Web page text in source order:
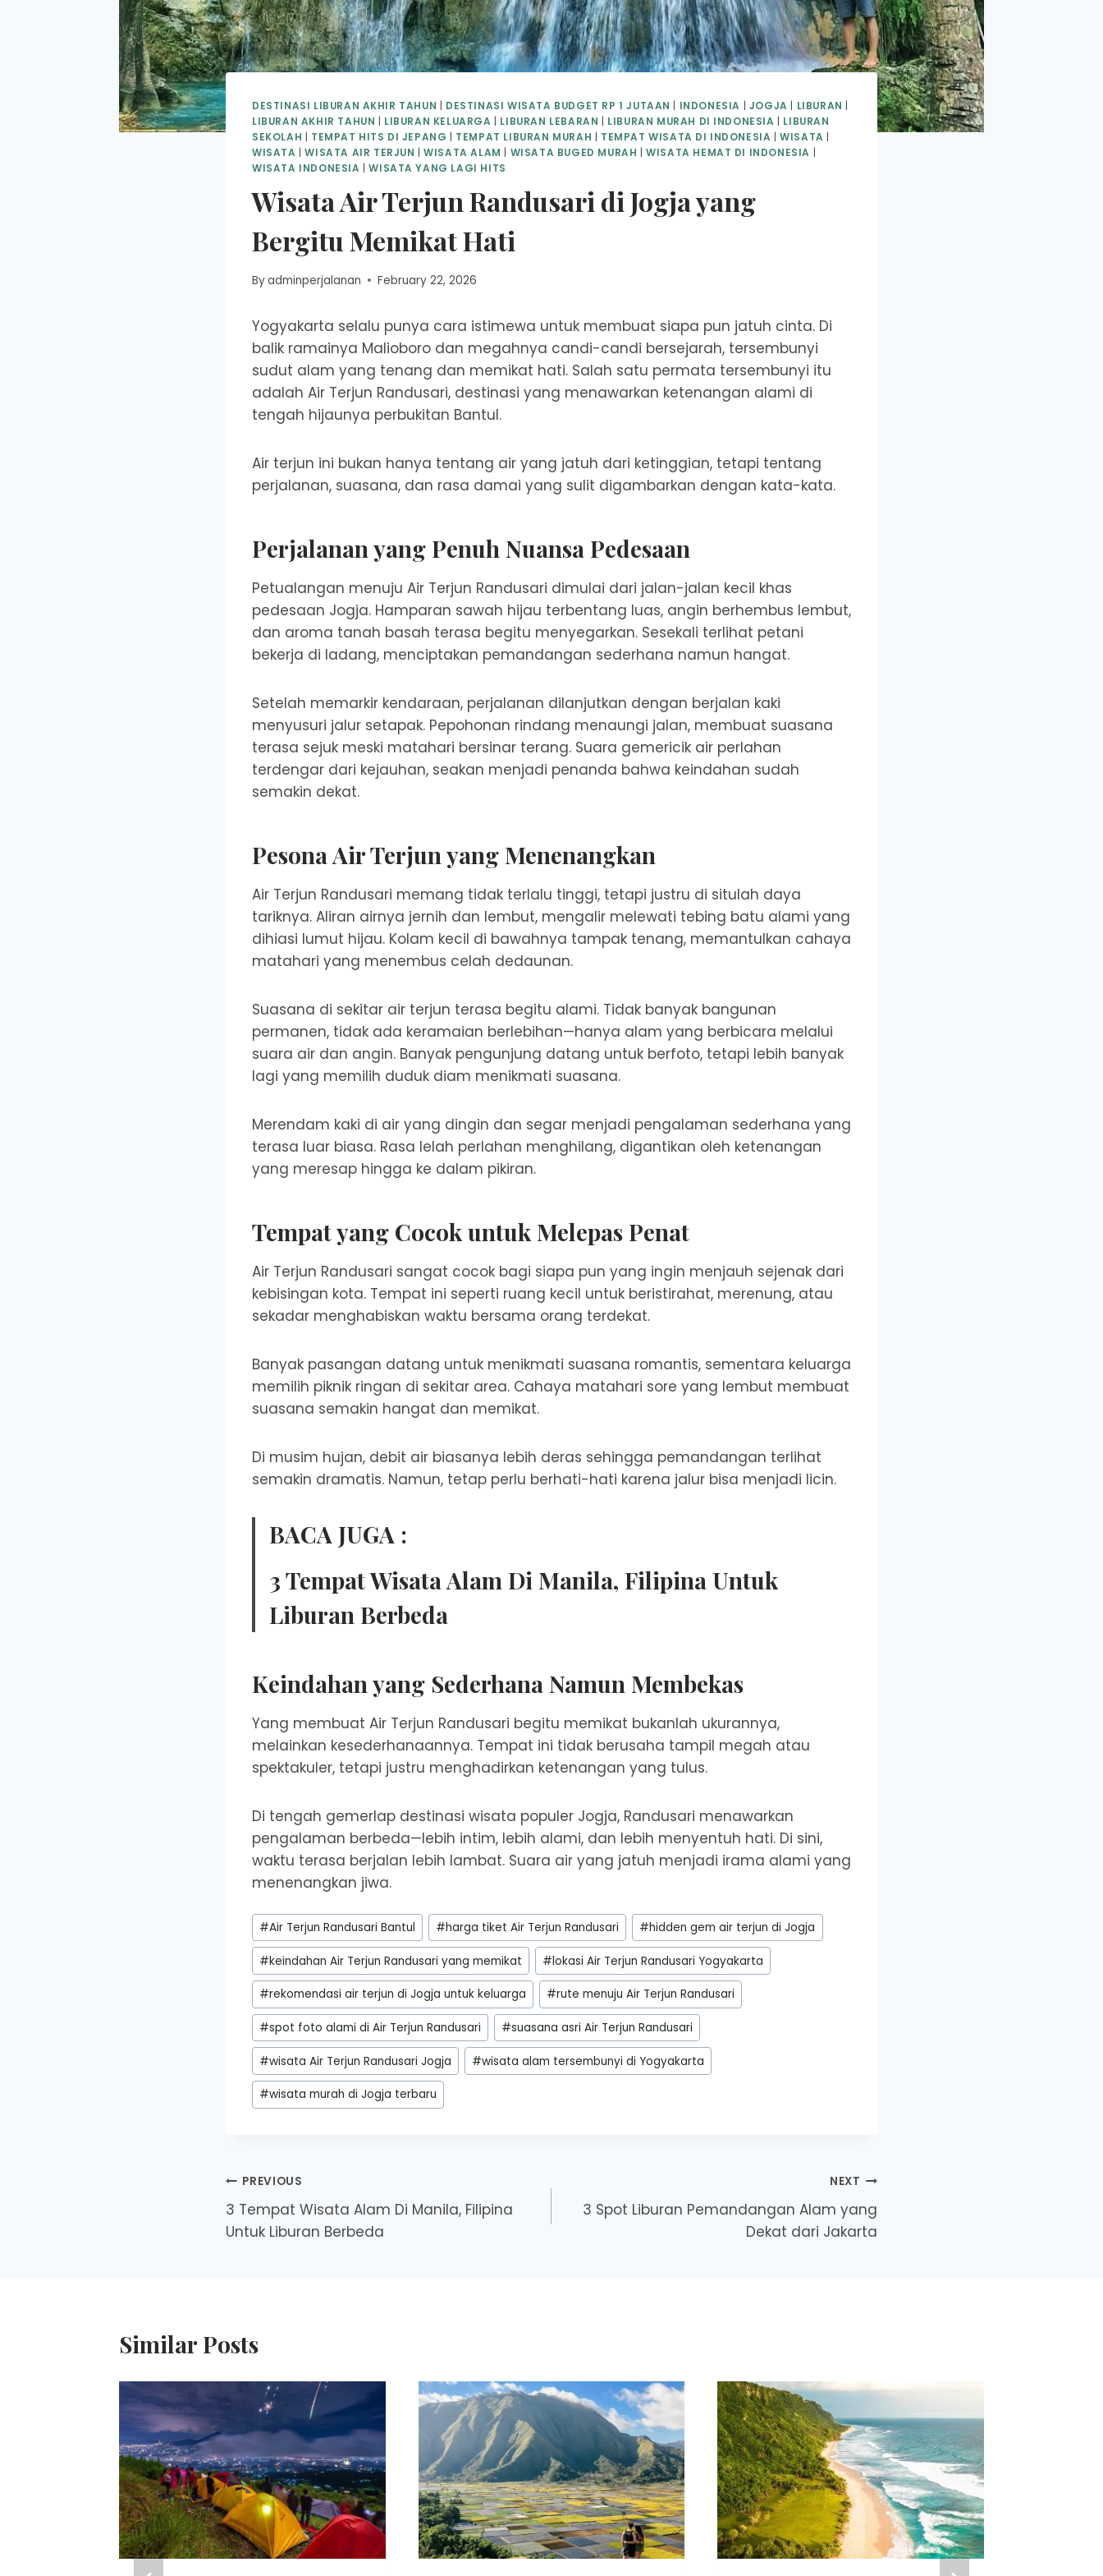
DESTINASI LIBURAN AKHIR TAHUN DESTINASI WISATA BUDGET RP 1 JUTAAN INDONESIA JOGJA LIBURAN
LIBURAN AKHIR TAHUN
LIBURAN KELUARGA LIBURAN LEBARAN LIBURAN MURAH DI INDONESIA
LIBURAN
SEKOLAH
TEMPAT HITS DI JEPANG TEMPAT LIBURAN MURAH TEMPAT WISATA DI INDONESIA |WISATA
WISATA |WISATA AIR TERJUN |WISATA ALAM WISATA BUGED MURAH |WISATA HEMAT DI INDONESIA
WISATA INDONESIA |WISATA YANG LAGI HITS
Wisata Air Terjun Randusari di Jogja yang
Bergitu Memikat Hati
Byadminperjalanan February 22, 2026
Yogyakarta selalu punya cara istimewa untuk membuat siapa pun jatuh cinta. Di
balik ramainya Malioboro dan megahnya candi-candi bersejarah, tersembunyi
sudut alam yang tenang dan memikat hati. Salah satu permata tersembunyi itu
adalah Air Terjun Randusari, destinasi yang menawarkan ketenangan alami di
tengah hijaunya perbukitan Bantul.
Air terjun ini bukan hanya tentang air yang jatuh dari ketinggian, tetapi tentang
perjalanan, suasana, dan rasa damai yang sulit digambarkan dengan kata-kata.
Perjalanan yang Penuh Nuansa Pedesaan
Petualangan menuju Air Terjun Randusari dimulai dari jalan-jalan kecil khas
pedesaan Jogja. Hamparan sawah hijau terbentang luas, angin berhembus lembut,
dan aroma tanah basah terasa begitu menyegarkan. Sesekali terlihat petani
bekerja di ladang, menciptakan pemandangan sederhana namun hangat.
Setelah memarkir kendaraan, perjalanan dilanjutkan dengan berjalan kaki
menyusuri jalur setapak. Pepohonan rindang menaungi jalan, membuat suasana
terasa sejuk meski matahari bersinar terang. Suara gemericik air perlahan
terdengar dari kejauhan, seakan menjadi penanda bahwa keindahan sudah
semakin dekat.
Pesona Air Terjun yang Menenangkan
Air Terjun Randusari memang tidak terlalu tinggi, tetapi justru di situlah daya
tariknya. Aliran airnya jernih dan lembut, mengalir melewati tebing batu alami yang
dihiasi lumut hijau. Kolam kecil di bawahnya tampak tenang, memantulkan cahaya
matahari yang menembus celah dedaunan.
Suasana di sekitar air terjun terasa begitu alami. Tidak banyak bangunan
permanen, tidak ada keramaian berlebihan—hanya alam yang berbicara melalui
suara air dan angin. Banyak pengunjung datang untuk berfoto, tetapi lebih banyak
lagi yang memilih duduk diam menikmati suasana.
Merendam kaki di air yang dingin dan segar menjadi pengalaman sederhana yang
terasa luar biasa. Rasa lelah perlahan menghilang, digantikan oleh ketenangan
yang meresap hingga ke dalam pikiran.
Tempat yang Cocok untuk Melepas Penat
Air Terjun Randusari sangat cocok bagi siapa pun yang ingin menjauh sejenak dari
kebisingan kota. Tempat ini seperti ruang kecil untuk beristirahat, merenung, atau
sekadar menghabiskan waktu bersama orang terdekat.
Banyak pasangan datang untuk menikmati suasana romantis, sementara keluarga
memilih piknik ringan di sekitar area. Cahaya matahari sore yang lembut membuat
suasana semakin hangat dan memikat.
Di musim hujan, debit air biasanya lebih deras sehingga pemandangan terlihat
semakin dramatis. Namun, tetap perlu berhati-hati karena jalur bisa menjadi licin.
BACA JUGA :
3 Tempat Wisata Alam Di Manila, Filipina Untuk
Liburan Berbeda
Keindahan yang Sederhana Namun Membekas
Yang membuat Air Terjun Randusari begitu memikat bukanlah ukurannya,
melainkan kesederhanaannya. Tempat ini tidak berusaha tampil megah atau
spektakuler, tetapi justru menghadirkan ketenangan yang tulus.
Di tengah gemerlap destinasi wisata populer Jogja, Randusari menawarkan
pengalaman berbeda—lebih intim, lebih alami, dan lebih menyentuh hati. Di sini,
waktu terasa berjalan lebih lambat. Suara air yang jatuh menjadi irama alami yang
menenangkan jiwa.
Post
Tags:
#Air Terjun Randusari Bantul #harga tiket Air Terjun Randusari #hidden gem air terjun di Jogja
#keindahan Air Terjun Randusari yang memikat #lokasi Air Terjun Randusari Yogyakarta
#rekomendasi air terjun di Jogja untuk keluarga #rute menuju Air Terjun Randusari
#spot foto alami di Air Terjun Randusari #suasana asri Air Terjun Randusari
#wisata Air Terjun Randusari Jogja #wisata alam tersembunyi di Yogyakarta
#wisata murah di Jogja terbaru
Post
navigation
PREVIOUS
3 Tempat Wisata Alam Di Manila, Filipina
Untuk Liburan Berbeda
NEXT
3 Spot Liburan Pemandangan Alam yang
Dekat dari Jakarta
Similar Posts